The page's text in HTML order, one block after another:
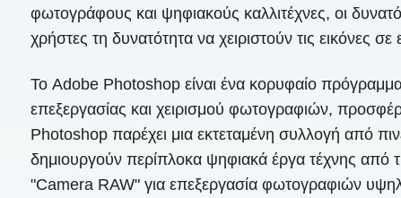
φωτογράφους και ψηφιακούς καλλιτέχνες, οι
χρήστες τη δυνατότητα να χειριστούν τις εικόνες σε
Το Adobe Photoshop είναι ένα κορυφαίο
επεξεργασίας και χειρισμού φωτογραφιών,
Photoshop παρέχει μια εκτεταμένη συλλογή από
δημιουργούν περίπλοκα ψηφιακά έργα τέχνης από
"Camera RAW" για επεξεργασία φωτογραφιών